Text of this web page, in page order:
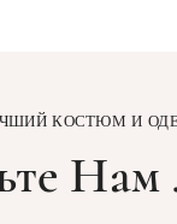
КОСТЮМ И